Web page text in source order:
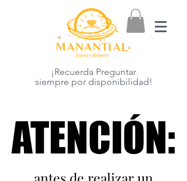
¡Recuerda Preguntar
siempre por disponibilidad!
ATENCIÓN:
ATENCIÓN: